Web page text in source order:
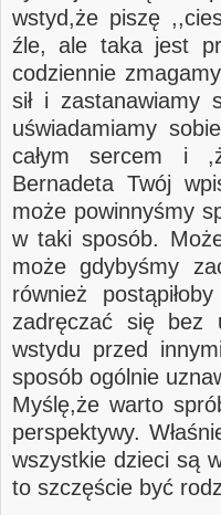
wstyd,że piszę
źle, ale taka jest
codziennie
sił i
uświadamiamy
całym sercem i
Bernadeta Twój
może powinnyśmy
w taki sposób.
może gdybyśmy
również
zadręczać się bez
wstydu przed
sposób ogólnie
Myślę,że warto
perspektywy.
wszystkie dzieci są
to szczęście być